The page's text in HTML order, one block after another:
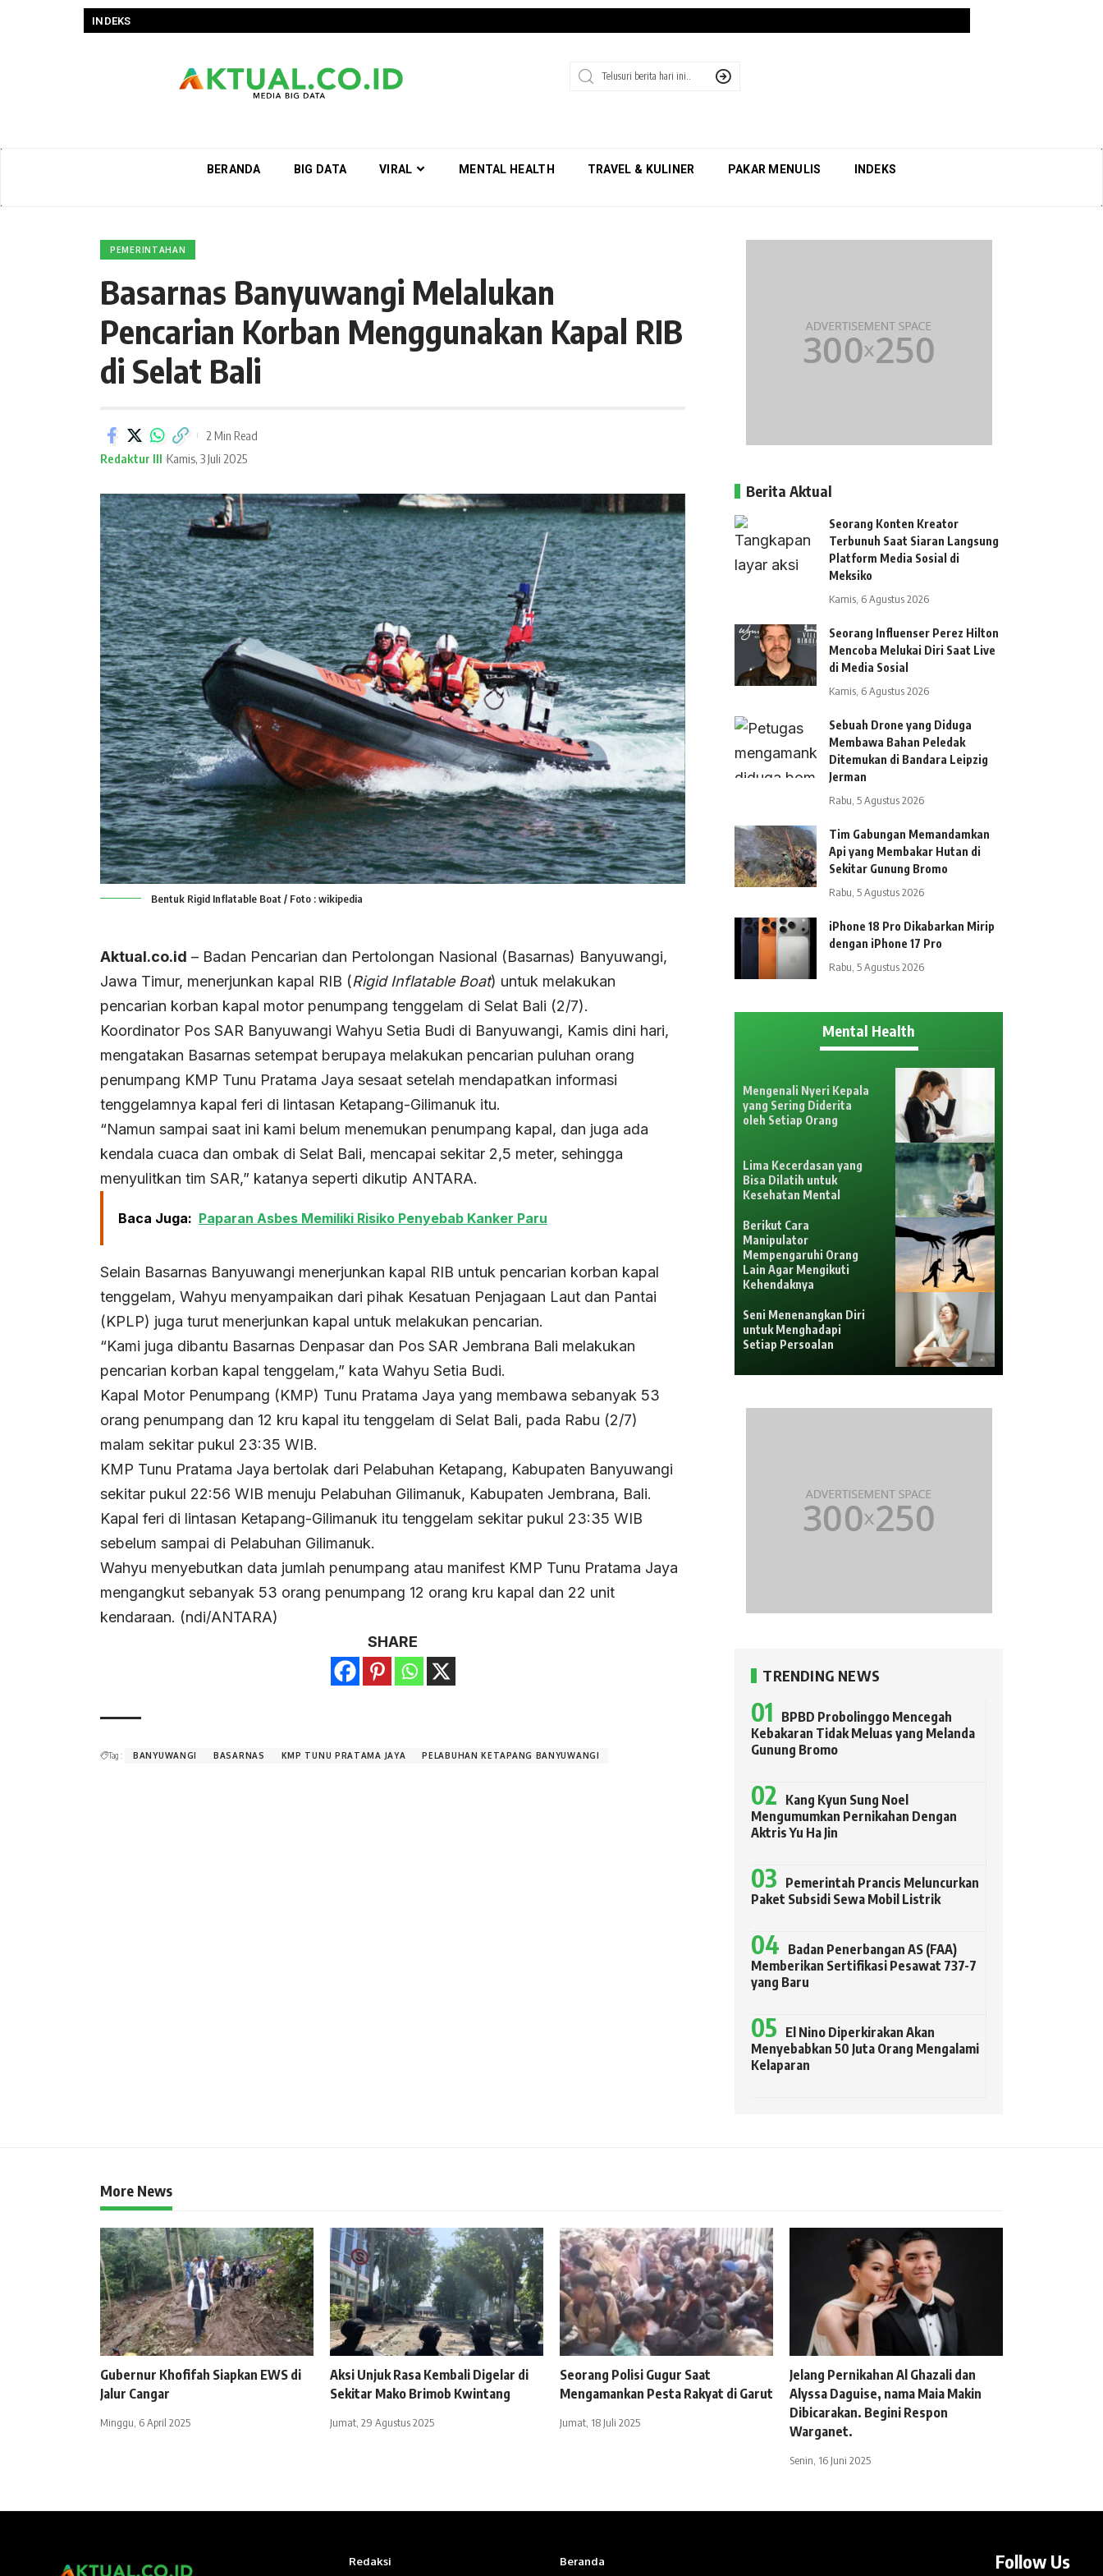
INDEKS
BERANDA BIG DATA VIRAL MENTAL HEALTH TRAVEL & KULINER PAKAR MENULIS INDEKS
PEMERINTAHAN
Basarnas Banyuwangi Melalukan
Pencarian Korban Menggunakan Kapal RIB
di Selat Bali
Redaktur III Kamis, 3 Juli 2025
2 Min Read
Bentuk Rigid Inflatable Boat / Foto : wikipedia
Aktual.co.id – Badan Pencarian dan Pertolongan Nasional (Basarnas) Banyuwangi,
Jawa Timur, menerjunkan kapal RIB (Rigid Inflatable Boat) untuk melakukan
pencarian korban kapal motor penumpang tenggelam di Selat Bali (2/7).
Koordinator Pos SAR Banyuwangi Wahyu Setia Budi di Banyuwangi, Kamis dini hari,
mengatakan Basarnas setempat berupaya melakukan pencarian puluhan orang
penumpang KMP Tunu Pratama Jaya sesaat setelah mendapatkan informasi
tenggelamnya kapal feri di lintasan Ketapang-Gilimanuk itu.
“Namun sampai saat ini kami belum menemukan penumpang kapal, dan juga ada
kendala cuaca dan ombak di Selat Bali, mencapai sekitar 2,5 meter, sehingga
menyulitkan tim SAR,” katanya seperti dikutip ANTARA.
Baca Juga: Paparan Asbes Memiliki Risiko Penyebab Kanker Paru
Selain Basarnas Banyuwangi menerjunkan kapal RIB untuk pencarian korban kapal
tenggelam, Wahyu menyampaikan dari pihak Kesatuan Penjagaan Laut dan Pantai
(KPLP) juga turut menerjunkan kapal untuk melakukan pencarian.
“Kami juga dibantu Basarnas Denpasar dan Pos SAR Jembrana Bali melakukan
pencarian korban kapal tenggelam,” kata Wahyu Setia Budi.
Kapal Motor Penumpang (KMP) Tunu Pratama Jaya yang membawa sebanyak 53
orang penumpang dan 12 kru kapal itu tenggelam di Selat Bali, pada Rabu (2/7)
malam sekitar pukul 23:35 WIB.
KMP Tunu Pratama Jaya bertolak dari Pelabuhan Ketapang, Kabupaten Banyuwangi
sekitar pukul 22:56 WIB menuju Pelabuhan Gilimanuk, Kabupaten Jembrana, Bali.
Kapal feri di lintasan Ketapang-Gilimanuk itu tenggelam sekitar pukul 23:35 WIB
sebelum sampai di Pelabuhan Gilimanuk.
Wahyu menyebutkan data jumlah penumpang atau manifest KMP Tunu Pratama Jaya
mengangkut sebanyak 53 orang penumpang 12 orang kru kapal dan 22 unit
kendaraan. (ndi/ANTARA)
SHARE
Tag : BANYUWANGI BASARNAS KMP TUNU PRATAMA JAYA PELABUHAN KETAPANG BANYUWANGI
Berita Aktual
Seorang Konten Kreator
Terbunuh Saat Siaran Langsung
Platform Media Sosial di
Meksiko
Kamis, 6 Agustus 2026
Seorang Influenser Perez Hilton
Mencoba Melukai Diri Saat Live
di Media Sosial
Kamis, 6 Agustus 2026
Sebuah Drone yang Diduga
Membawa Bahan Peledak
Ditemukan di Bandara Leipzig
Jerman
Rabu, 5 Agustus 2026
Tim Gabungan Memandamkan
Api yang Membakar Hutan di
Sekitar Gunung Bromo
Rabu, 5 Agustus 2026
iPhone 18 Pro Dikabarkan Mirip
dengan iPhone 17 Pro
Rabu, 5 Agustus 2026
Mental Health
Mengenali Nyeri Kepala
yang Sering Diderita
oleh Setiap Orang
Lima Kecerdasan yang
Bisa Dilatih untuk
Kesehatan Mental
Berikut Cara
Manipulator
Mempengaruhi Orang
Lain Agar Mengikuti
Kehendaknya
Seni Menenangkan Diri
untuk Menghadapi
Setiap Persoalan
TRENDING NEWS
BPBD Probolinggo Mencegah
Kebakaran Tidak Meluas yang Melanda
Gunung Bromo
Kang Kyun Sung Noel
Mengumumkan Pernikahan Dengan
Aktris Yu Ha Jin
Pemerintah Prancis Meluncurkan
Paket Subsidi Sewa Mobil Listrik
Badan Penerbangan AS (FAA)
Memberikan Sertifikasi Pesawat 737-7
yang Baru
El Nino Diperkirakan Akan
Menyebabkan 50 Juta Orang Mengalami
Kelaparan
More News
Gubernur Khofifah Siapkan EWS di
Jalur Cangar
Minggu, 6 April 2025
Aksi Unjuk Rasa Kembali Digelar di
Sekitar Mako Brimob Kwintang
Jumat, 29 Agustus 2025
Seorang Polisi Gugur Saat
Mengamankan Pesta Rakyat di Garut
Jumat, 18 Juli 2025
Jelang Pernikahan Al Ghazali dan
Alyssa Daguise, nama Maia Makin
Dibicarakan. Begini Respon
Warganet.
Senin, 16 Juni 2025
Redaksi Beranda Follow Us